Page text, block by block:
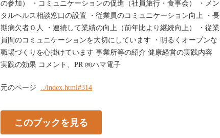
の参加） ・コミュニケーションの促進（社員旅行・食事会） ・メン
タルヘルス相談窓口の設置 ・従業員のコミュニケーション向上 ・長
期病欠者０人 ・連続して業績の向上（前年比より継続向上） ・従業
員間のコミュニケーションを大切にしています ・明るくオープンな
職場づくりを心掛けています 事業所等の紹介 健康経営の実践内容
実践の効果 コメント、PR ㈱ハマ電子
元のページ ../index.html#314
このブックを見る